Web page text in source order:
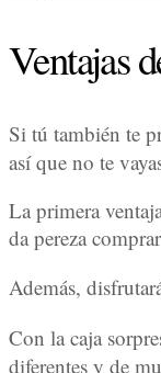
Ventajas
Si tú también te
así que no te
La primera
da pereza
Además,
Con la caja
diferentes y de